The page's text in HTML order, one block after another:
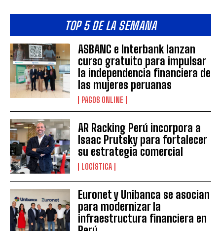
TOP 5 DE LA SEMANA
ASBANC e Interbank lanzan
curso gratuito para impulsar
la independencia financiera de
las mujeres peruanas
PAGOS ONLINE
AR Racking Perú incorpora a
Isaac Prutsky para fortalecer
su estrategia comercial
LOGÍSTICA
Euronet y Unibanca se asocian
para modernizar la
infraestructura financiera en